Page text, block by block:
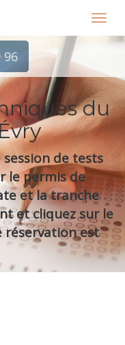
96
du
de tests
le permis de
et la tranche
et cliquez sur le
réservation est